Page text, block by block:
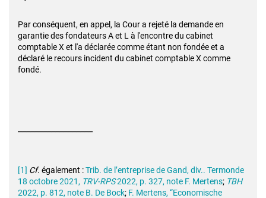
Par conséquent, en appel, la Cour a rejeté la demande en
garantie des fondateurs A et L à l'encontre du cabinet
comptable X et l'a déclarée comme étant non fondée et a
déclaré le recours incident du cabinet comptable X comme
fondé.
[1] Cf. également :Trib. de l’entreprise de Gand, div.. Termonde
18 octobre 2021, TRV-RPS2022, p. 327, note F. Mertens; TBH
2022, p. 812, note B. De Bock; F. Mertens, “Economische